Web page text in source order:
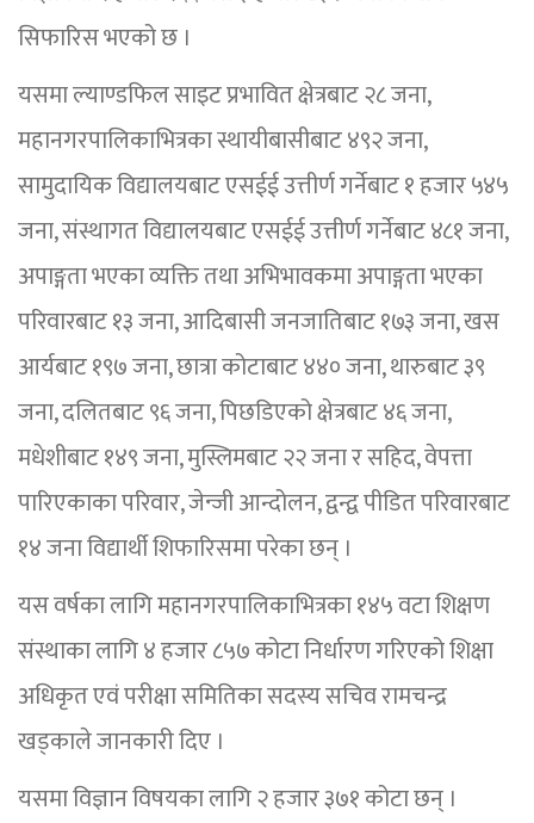
सिफारिस भएको छ ।
यसमा ल्याण्डफिल साइट प्रभावित क्षेत्रबाट २८ जना,
महानगरपालिकाभित्रका स्थायीबासीबाट ४९२ जना,
सामुदायिक विद्यालयबाट एसईई उत्तीर्ण गर्नेबाट १ हजार ५४५
जना, संस्थागत विद्यालयबाट एसईई उत्तीर्ण गर्नेबाट ४८१ जना,
अपाङ्गता भएका व्यक्ति तथा अभिभावकमा अपाङ्गता भएका
परिवारबाट १३ जना, आदिबासी जनजातिबाट १७३ जना, खस
आर्यबाट १९७ जना, छात्रा कोटाबाट ४४० जना, थारुबाट ३९
जना, दलितबाट ९६ जना, पिछडिएको क्षेत्रबाट ४६ जना,
मधेशीबाट १४९ जना, मुस्लिमबाट २२ जना र सहिद, वेपत्ता
पारिएकाका परिवार, जेन्जी आन्दोलन, द्वन्द्व पीडित परिवारबाट
१४ जना विद्यार्थी शिफारिसमा परेका छन् ।
यस वर्षका लागि महानगरपालिकाभित्रका १४५ वटा शिक्षण
संस्थाका लागि ४ हजार ८५७ कोटा निर्धारण गरिएको शिक्षा
अधिकृत एवं परीक्षा समितिका सदस्य सचिव रामचन्द्र
खड्काले जानकारी दिए ।
यसमा विज्ञान विषयका लागि २ हजार ३७१ कोटा छन् ।